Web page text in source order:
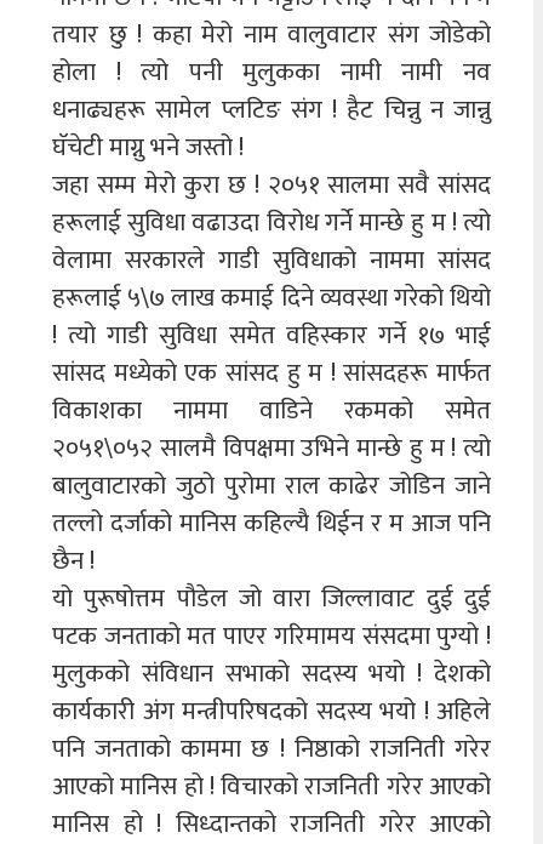
तयार छु ! कहा मेरो नाम वालुवाटार संग जोडेको
होला ! त्यो पनी मुलुकका नामी नामी नव
धनाढ्यहरू सामेल प्लटिङ संग ! हैट चिन्नु न जान्नु
घॅचेटी माग्नु भने जस्तो !
जहा सम्म मेरो कुरा छ ! २०५१ सालमा सवै सांसद
हरूलाई सुविधा वढाउदा विरोध गर्ने मान्छे हु म ! त्यो
वेलामा सरकारले गाडी सुविधाको नाममा सांसद
हरूलाई ५\७ लाख कमाई दिने व्यवस्था गरेको थियो
! त्यो गाडी सुविधा समेत वहिस्कार गर्ने १७ भाई
सांसद मध्येको एक सांसद हु म ! सांसदहरू मार्फत
विकाशका नाममा वाडिने रकमको समेत
२०५१\०५२ सालमै विपक्षमा उभिने मान्छे हु म ! त्यो
बालुवाटारको जुठो पुरोमा राल काढेर जोडिन जाने
तल्लो दर्जाको मानिस कहिल्यै थिईन र म आज पनि
छैन !
यो पुरूषोत्तम पौडेल जो वारा जिल्लावाट दुई दुई
पटक जनताको मत पाएर गरिमामय संसदमा पुग्यो !
मुलुकको संविधान सभाको सदस्य भयो ! देशको
कार्यकारी अंग मन्त्रीपरिषदको सदस्य भयो ! अहिले
पनि जनताको काममा छ ! निष्ठाको राजनिती गरेर
आएको मानिस हो ! विचारको राजनिती गरेर आएको
मानिस हो ! सिध्दान्तको राजनिती गरेर आएको